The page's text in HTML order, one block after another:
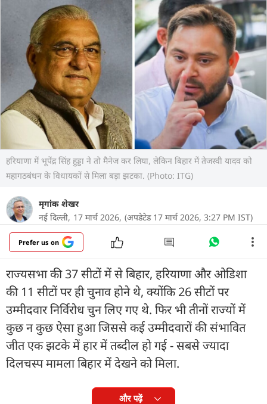
हरियाणा में भूपेंद्र सिंह हुड्डा ने तो मैनेज कर लिया, लेकिन बिहार में तेजस्वी यादव को
महागठबंधन के विधायकों से मिला बड़ा झटका. (Photo: ITG)
मृगांक शेखर
नई दिल्ली, 17 मार्च 2026, (अपडेटेड 17 मार्च 2026, 3:27 PM IST)
Prefer us on
राज्यसभा की 37 सीटों में से बिहार, हरियाणा और ओडिशा
की 11 सीटों पर ही चुनाव होने थे, क्योंकि 26 सीटों पर
उम्मीदवार निर्विरोध चुन लिए गए थे. फिर भी तीनों राज्यों में
कुछ न कुछ ऐसा हुआ जिससे कई उम्मीदवारों की संभावित
जीत एक झटके में हार में तब्दील हो गई - सबसे ज्यादा
दिलचस्प मामला बिहार में देखने को मिला.
और पढ़ें